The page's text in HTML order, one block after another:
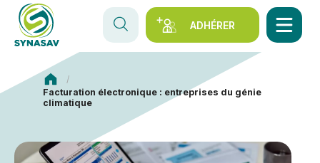
ADHÉRER
Synasav
Facturation électronique : entreprises du génie
climatique